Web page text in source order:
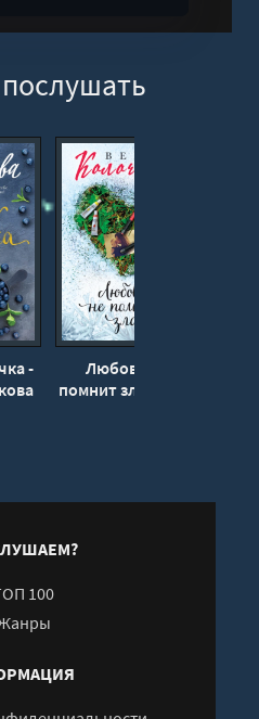
-
Любовь не
помнит зла - Вера
100